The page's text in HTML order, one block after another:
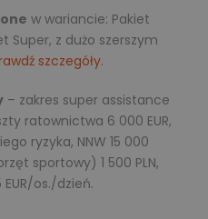
w wariancie: Pakiet
Super, z dużo szerszym
szczegóły.
– zakres super assistance
ratownictwa 6 000 EUR,
ryzyka, NNW 15 000
sportowy) 1 500 PLN,
EUR/os./dzień.